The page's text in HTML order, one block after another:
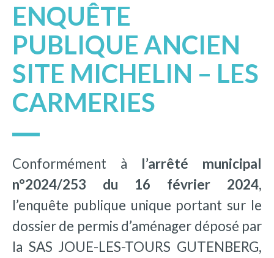
ENQUÊTE
PUBLIQUE ANCIEN
SITE MICHELIN – LES
CARMERIES
Conformément à l’arrêté municipal
n°2024/253 du 16 février 2024,
l’enquête publique unique portant sur le
dossier de permis d’aménager déposé par
la SAS JOUE-LES-TOURS GUTENBERG,